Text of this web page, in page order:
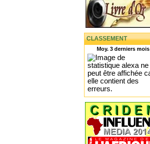
CLASSEMENT
Moy. 3 derniers mois